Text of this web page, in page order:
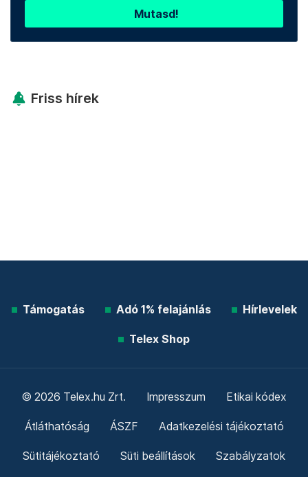
Mutasd!
Friss hírek
Támogatás Adó 1% felajánlás Hírlevelek
Telex Shop
© 2026 Telex.hu Zrt. Impresszum Etikai kódex
Átláthatóság ÁSZF Adatkezelési tájékoztató
Sütitájékoztató Süti beállítások Szabályzatok